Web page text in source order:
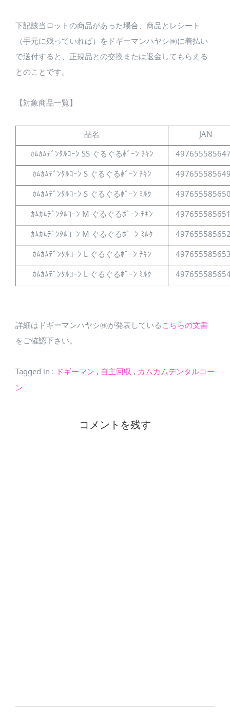
下記該当ロットの商品があった場合、商品とレシート
（手元に残っていれば）をドギーマンハヤシ㈱に着払い
で送付すると、正規品との交換または返金してもらえる
とのことです。
【対象商品一覧】
品名
JAN
ｶﾑｶﾑﾃﾞﾝﾀﾙｺｰﾝ SS ぐるぐるﾎﾞｰﾝ ﾁｷﾝ
ｶﾑｶﾑﾃﾞﾝﾀﾙｺｰﾝ S ぐるぐるﾎﾞｰﾝ ﾁｷﾝ
ｶﾑｶﾑﾃﾞﾝﾀﾙｺｰﾝ S ぐるぐるﾎﾞｰﾝ ﾐﾙｸ
ｶﾑｶﾑﾃﾞﾝﾀﾙｺｰﾝ M ぐるぐるﾎﾞｰﾝ ﾁｷﾝ
ｶﾑｶﾑﾃﾞﾝﾀﾙｺｰﾝ M ぐるぐるﾎﾞｰﾝ ﾐﾙｸ
ｶﾑｶﾑﾃﾞﾝﾀﾙｺｰﾝ L ぐるぐるﾎﾞｰﾝ ﾁｷﾝ
ｶﾑｶﾑﾃﾞﾝﾀﾙｺｰﾝ L ぐるぐるﾎﾞｰﾝ ﾐﾙｸ
詳細はドギーマンハヤシ㈱が発表している こちらの文書
をご確認下さい。
Tagged in : ドギーマン , 自主回収 , カムカムデンタルコー
ン
コメントを残す